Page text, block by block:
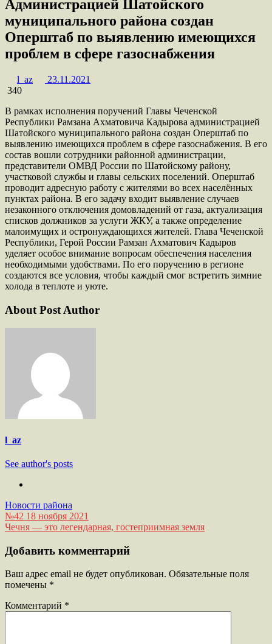
Администрацией Шатойского
муниципального района создан
Оперштаб по выявлению имеющихся
проблем в сфере газоснабжения
l_az
23.11.2021
340
В рамках исполнения поручений Главы Чеченской
Республики Рамзана Ахматовича Кадырова администрацией
Шатойского муниципального района создан Оперштаб по
выявлению имеющихся проблем в сфере газоснабжения. В его
состав вошли сотрудники районной администрации,
представители ОМВД России по Шатойскому району,
участковой службы и главы сельских поселений. Оперштаб
проводит адресную работу с жителями во всех населённых
пунктах района. В его задачу входит выявление случаев
незаконного отключения домовладений от газа, актуализация
списков должников за услуги ЖКУ, а также определение
малоимущих и остронуждающихся жителей. Глава Чеченской
Республики, Герой России Рамзан Ахматович Кадыров
уделяет особое внимание вопросам обеспечения населения
необходимыми удобствами. По его поручению в регионе
создаются все условия, чтобы каждый смог встретить зимние
холода в теплоте и уюте.
About Post Author
l_az
See author's posts
Новости района
Навигация
по
записям
№42 18 ноября 2021
Чечня — это легендарная, гостеприимная земля
Добавить комментарий
Ваш адрес email не будет опубликован. Обязательные поля
помечены *
Комментарий *